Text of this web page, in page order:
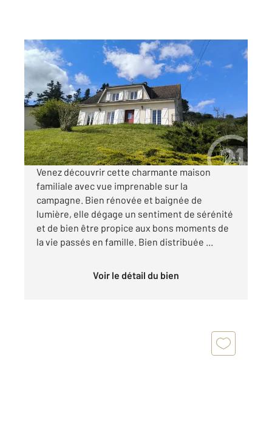
MIGNE AUXANCES 86
141 m2, 5 pièces
Ref : 1953
Maison à vendre
228 975 €
Visiter le site dédié
Venez découvrir cette charmante maison
familiale avec vue imprenable sur la
campagne. Bien rénovée et baignée de
lumière, elle dégage un sentiment de sérénité
et de bien être propice aux bons moments de
la vie passés en famille. Bien distribuée ...
Voir le détail du bien